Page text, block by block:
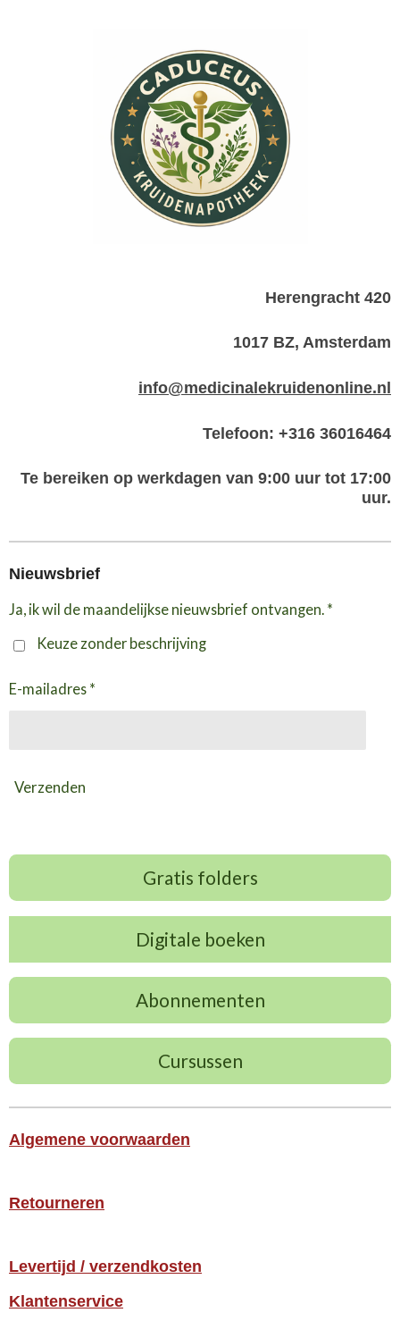
Herengracht 420
1017 BZ, Amsterdam
info@medicinalekruidenonline.nl
Telefoon: +316 36016464
Te bereiken op werkdagen van 9:00 uur tot 17:00
uur.
Nieuwsbrief
Ja, ik wil de maandelijkse nieuwsbrief ontvangen. *
Keuze zonder beschrijving
E-mailadres *
Verzenden
Gratis folders
Digitale boeken
Abonnementen
Cursussen
Algemene voorwaarden
Retourneren
Levertijd / verzendkosten
Klantenservice